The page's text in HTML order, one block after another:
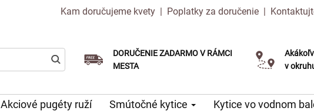
Kam doručujeme kvety | Poplatky za doručenie |
DORUČENIE ZADARMO V RÁMCI
MESTA
Doručenie v ten istý deň k dispozícii
Vyberte si dátum doručenia
v
Služba
Akciové pugéty ruží Smútočné kytice Kytice vo vodnom